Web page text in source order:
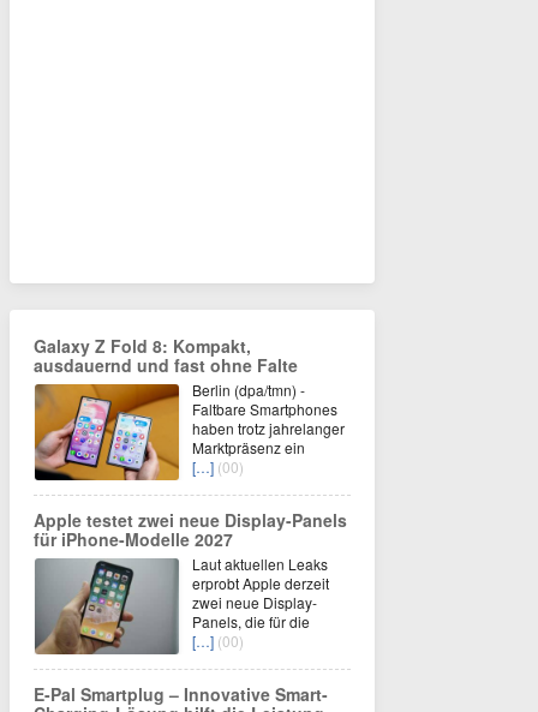
Galaxy Z Fold 8: Kompakt,
ausdauernd und fast ohne Falte
Berlin (dpa/tmn) -
Faltbare Smartphones
haben trotz jahrelanger
Marktpräsenz ein
[…] (00)
Apple testet zwei neue Display-Panels
für iPhone-Modelle 2027
Laut aktuellen Leaks
erprobt Apple derzeit
zwei neue Display-
Panels, die für die
[…] (00)
E-Pal Smartplug – Innovative Smart-